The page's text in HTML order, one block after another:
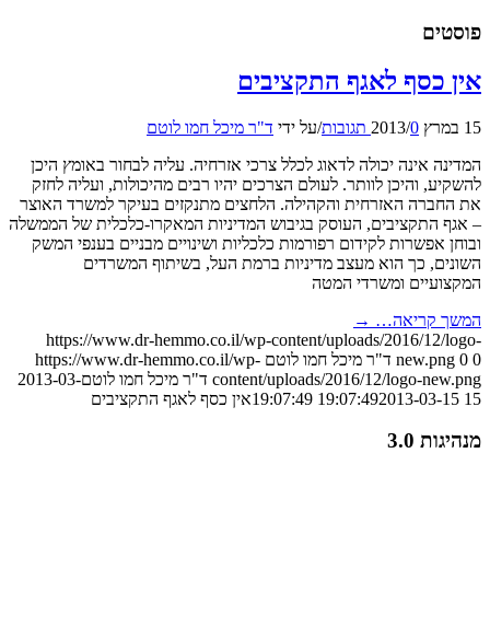
פוסטים
אין כסף לאגף התקציבים
15 במרץ 2013 /0 תגובות /על ידי ד"ר מיכל חמו לוטם
המדינה אינה יכולה לדאוג לכלל צרכי אזרחיה. עליה לבחור באומץ היכן
להשקיע, והיכן לוותר. לעולם הצרכים יהיו רבים מהיכולות, ועליה לחזק
את החברה האזרחית והקהילה. הלחצים מתנקזים בעיקר למשרד האוצר
– אגף התקציבים, העוסק בגיבוש המדיניות המאקרו-כלכלית של הממשלה
ובוחן אפשרות לקידום רפורמות כלכליות ושינויים מבניים בענפי המשק
השונים, כך הוא מעצב מדיניות ברמת העל, בשיתוף המשרדים
המקצועיים ומשרדי המטה
המשך קריאה… →
https://www.dr-hemmo.co.il/wp-content/uploads/2016/12/logo-
new.png 0 0 ד"ר מיכל חמו לוטם https://www.dr-hemmo.co.il/wp-
content/uploads/2016/12/logo-new.png ד"ר מיכל חמו לוטם2013-03-
15 19:07:49
2013-03-15 19:07:49 אין כסף לאגף התקציבים
מנהיגות 3.0